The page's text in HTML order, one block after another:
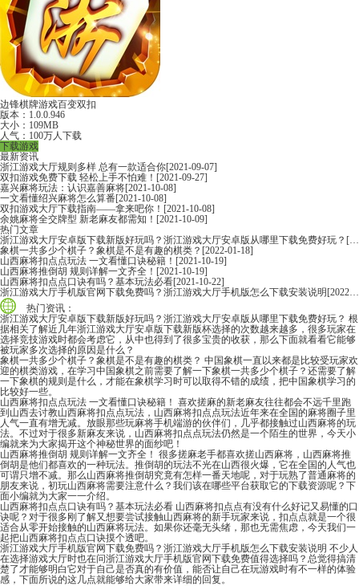
边锋棋牌游戏百变双扣
版本：1.0.0.946
大小：109MB
人气：100万人下载
下载游戏
最新资讯
浙江游戏大厅规则多样 总有一款适合你[2021-09-07]
双扣游戏免费下载 轻松上手不怕难！ [2021-09-27]
嘉兴麻将玩法：认识嘉善麻将[2021-10-08]
一文看懂绍兴麻将怎么算番[2021-10-08]
双扣游戏大厅下载指南——拿来吧你！ [2021-10-08]
余姚麻将全交牌型 新老麻友都需知！ [2021-10-09]
热门文章
浙江游戏大厅安卓版下载新版好玩吗？浙江游戏大厅安卓版从哪里下载免费好玩？ [2022-06-16]
象棋一共多少个棋子？象棋是不是有趣的棋类？ [2022-01-18]
山西麻将扣点点玩法 一文看懂口诀秘籍！ [2021-10-19]
山西麻将推倒胡 规则详解一文齐全！ [2021-10-19]
山西麻将扣点点口诀有吗？基本玩法必看[2021-10-22]
浙江游戏大厅手机版官网下载免费吗？浙江游戏大厅手机版怎么下载安装说明 [2022-06-16]
热门资讯：
浙江游戏大厅安卓版下载新版好玩吗？浙江游戏大厅安卓版从哪里下载免费好玩？ 根
据相关了解近几年浙江游戏大厅安卓版下载新版杯选择的次数越来越多，很多玩家在
选择竞技游戏时都会考虑它，从中也得到了很多宝贵的收获，那么下面就看看它能够
被玩家多次选择的原因是什么？
象棋一共多少个棋子？象棋是不是有趣的棋类？ 中国象棋一直以来都是比较受玩家欢
迎的棋类游戏，在学习中国象棋之前需要了解一下象棋一共多少个棋子？还需要了解
一下象棋的规则是什么，才能在象棋学习时可以取得不错的成绩，把中国象棋学习的
比较好一些。
山西麻将扣点点玩法 一文看懂口诀秘籍！ 喜欢搓麻的新老麻友往往都会不远千里跑
到山西去讨教山西麻将扣点点玩法，山西麻将扣点点玩法近年来在全国的麻将圈子里
人气一直有增无减。放眼那些玩麻将手机端游的伙伴们，几乎都接触过山西麻将的玩
法。不过对于很多新麻友来说，山西麻将扣点点玩法仍然是一个陌生的世界，今天小
编就来为大家揭开这个神秘世界的面纱吧！
山西麻将推倒胡 规则详解一文齐全！ 很多搓麻老手都喜欢搓山西麻将，山西麻将推
倒胡是他们都喜欢的一种玩法。推倒胡的玩法不光在山西很火爆，它在全国的人气也
可谓只增不减。那么山西麻将推倒胡究竟有怎样一番天地呢，对于玩熟了普通麻将的
朋友来说，初玩山西麻将需要注意什么？我们该在哪些平台获取它的下载资源呢？下
面小编就为大家一一介绍。
山西麻将扣点点口诀有吗？基本玩法必看 山西麻将扣点点有没有什么好记又易懂的口
诀呢？对于很多刚了解又想要尝试接触山西麻将的新手玩家来说，扣点点就是一个很
适合从零开始接触的山西麻将玩法。如果你还毫无头绪，那也无需焦虑，今天我们一
起把山西麻将扣点点口诀摸个透吧。
浙江游戏大厅手机版官网下载免费吗？浙江游戏大厅手机版怎么下载安装说明 不少人
在选择游戏大厅时也在问浙江游戏大厅手机版官网下载免费值得选择吗？总觉得搞清
楚了才能够明白它对于自己是否真的有价值，能否让自己在玩游戏时有不一样的体验
感，下面所说的这几点就能够给大家带来详细的回复。